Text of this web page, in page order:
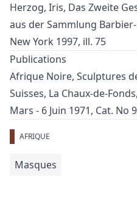
Herzog, Iris, Das Zweite
aus der Sammlung
New York 1997, ill. 75
Publications
Afrique Noire, Sculptures
Suisses, La Chaux-de-
Mars - 6 Juin 1971, Cat. No
AFRIQUE
Masques